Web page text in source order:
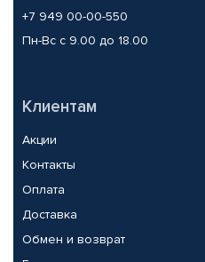
+7 949 00-00-550
Пн-Вс с 9.00 до 18.00
Клиентам
Акции
Контакты
Оплата
Доставка
Обмен и возврат